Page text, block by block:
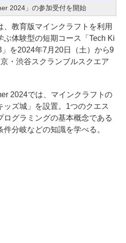
2024」の参加受付を開始
、教育版マインクラフトを利用
ぶ体験型の短期コース「Tech Ki
を2024年7月20日（土）から9
・渋谷スクランブルスクエア
2024では、マインクラフトの
ッズ城」を設置。1つのクエス
ログラミングの基本概念である
分岐などの知識を学べる。